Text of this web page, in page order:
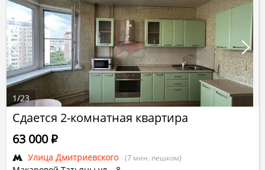
Сдается 2-комнатная квартира
Улица Дмитриевского (7 мин. пешком)
63 000Р
1/23